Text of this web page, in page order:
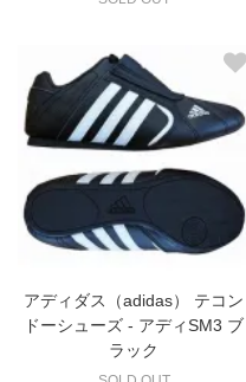
アディダス（adidas） テコン
ドーシューズ - アディSM3 ブ
ラック